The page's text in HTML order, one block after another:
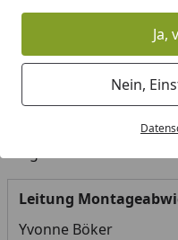
Ja,
Nein,
unseremFAQ- wenn es
Montagetermin und
Absprachen geht,
unseres Montagebüros
Sollten Sie uns einmal
um einen Rückruf bitten
Leitung
Yvonne Böker